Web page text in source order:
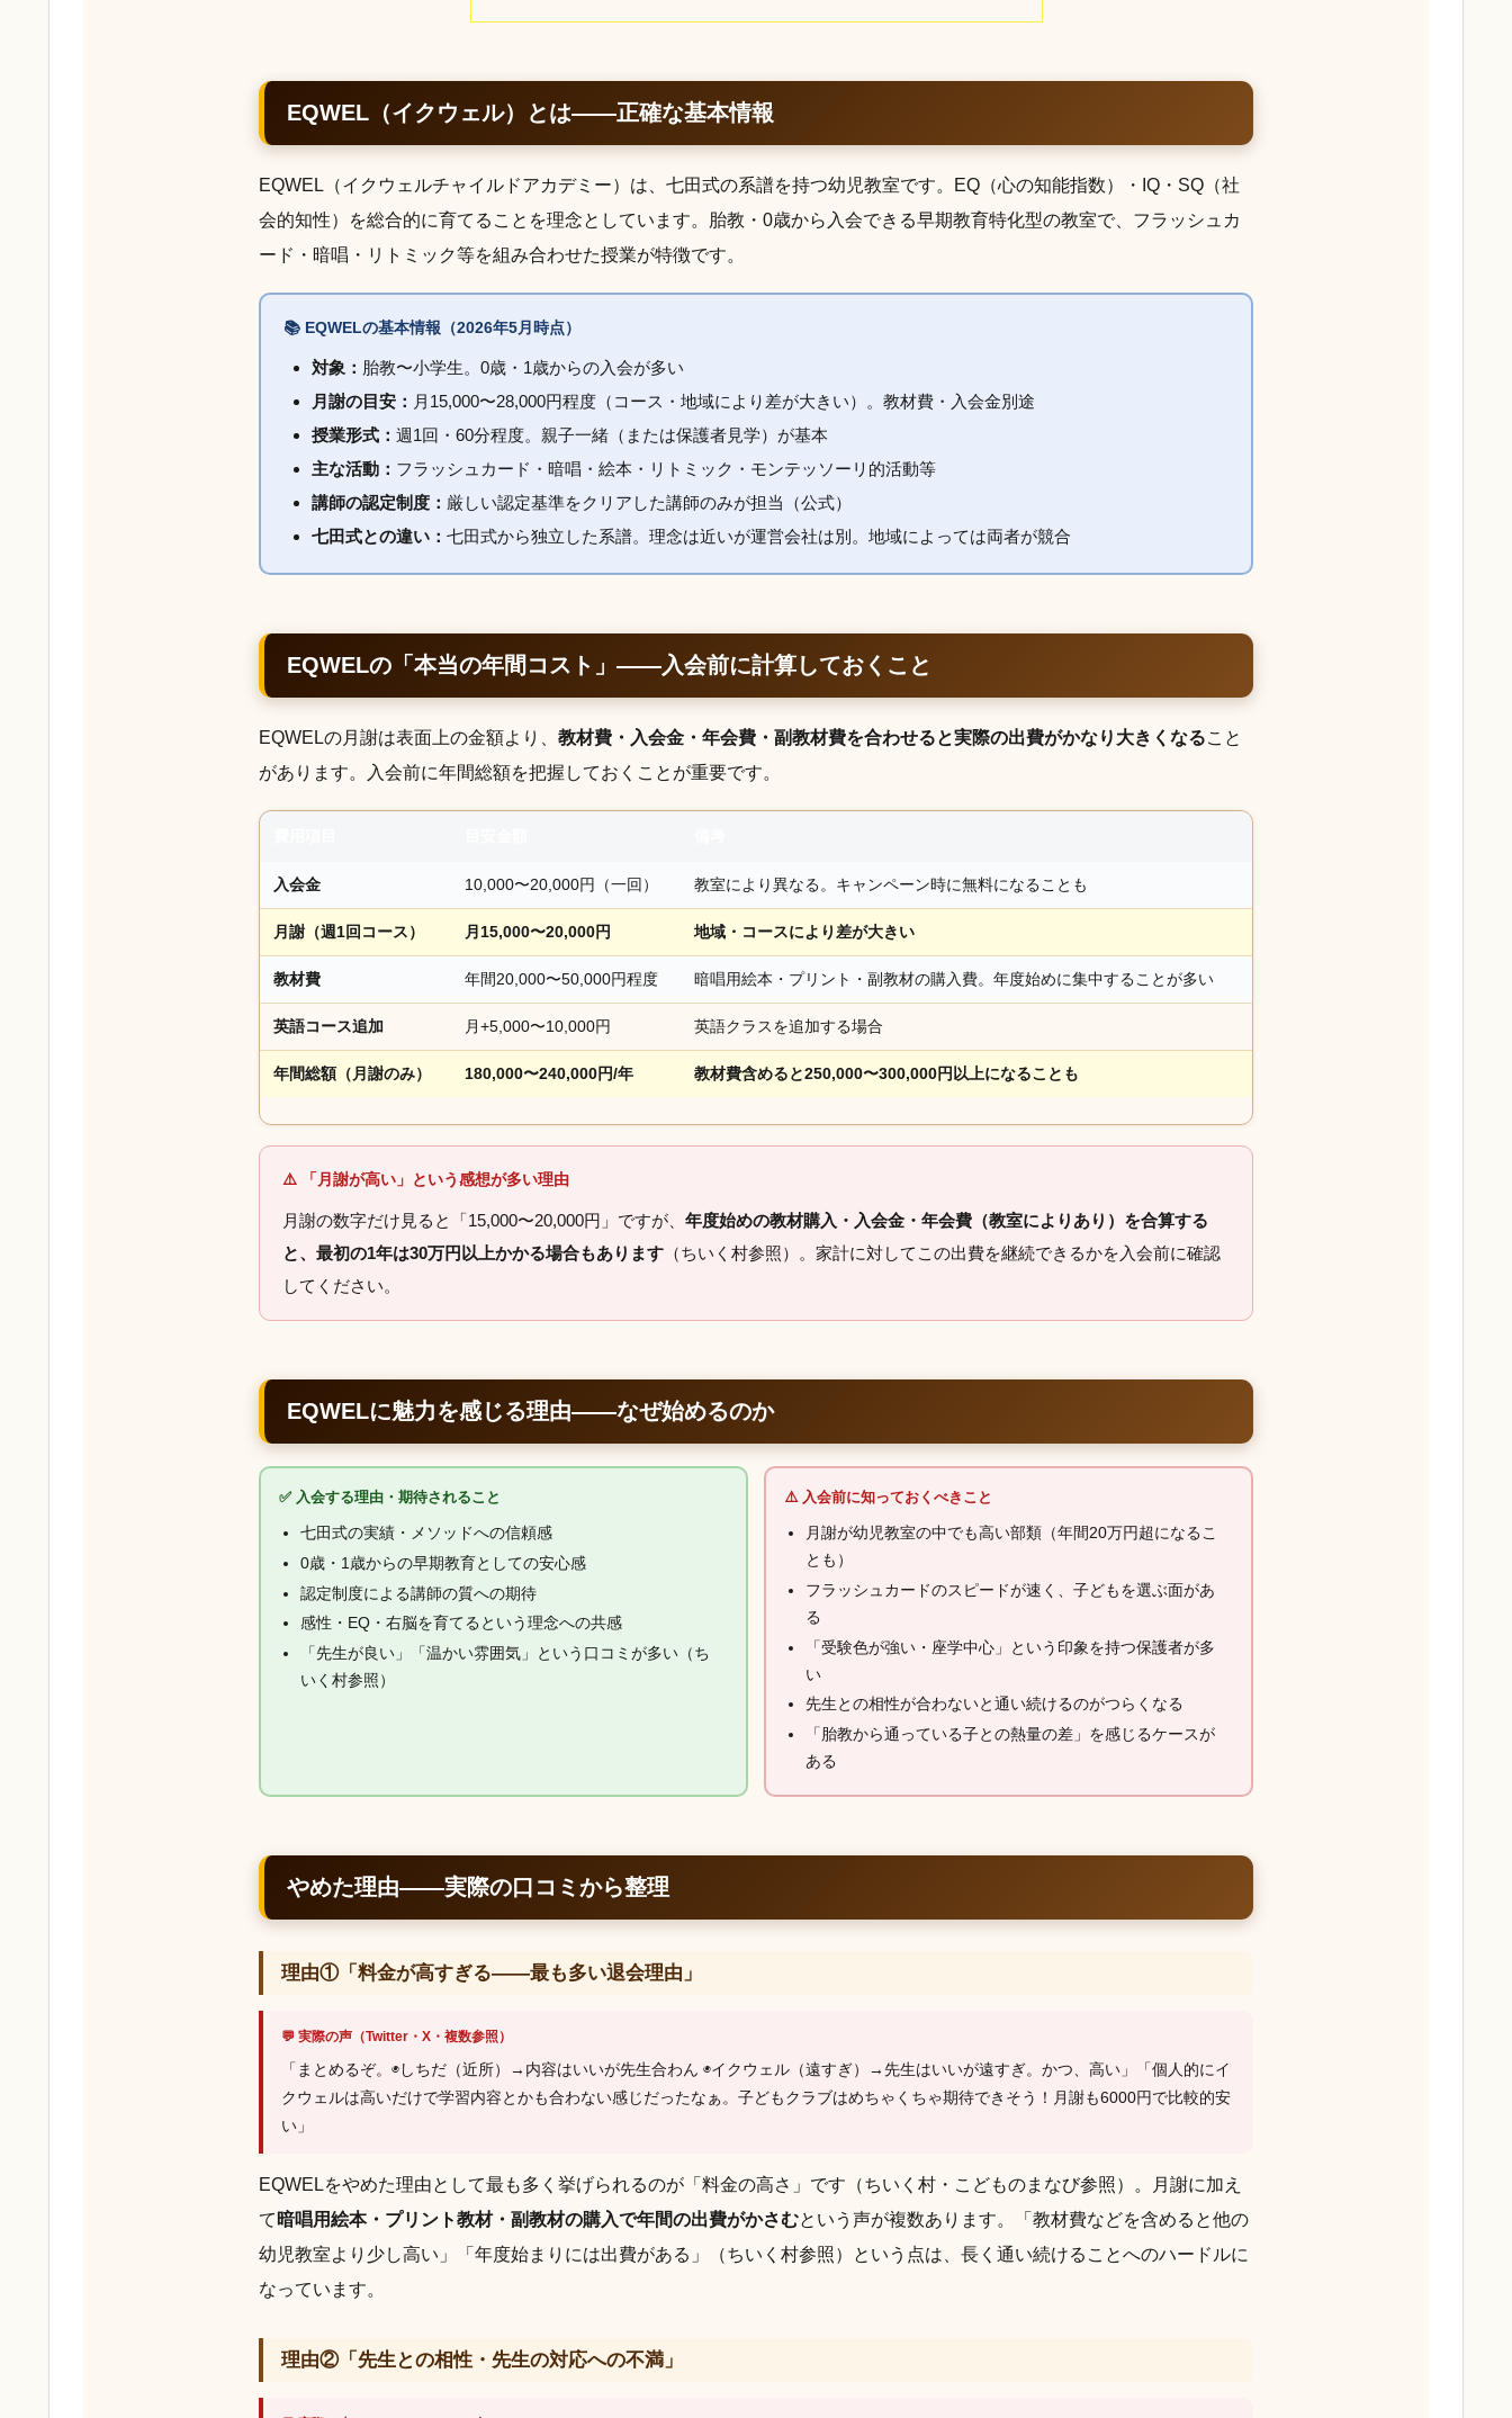
EQWEL（イクウェル）とは——正確な基本情報
EQWEL（イクウェルチャイルドアカデミー）は、七田式の系譜を持つ幼児教室です。EQ（心の知能指数）・IQ・SQ（社
会的知性）を総合的に育てることを理念としています。胎教・0歳から入会できる早期教育特化型の教室で、フラッシュカ
ード・暗唱・リトミック等を組み合わせた授業が特徴です。
📚 EQWELの基本情報（2026年5月時点）
対象： 胎教〜小学生。0歳・1歳からの入会が多い
月謝の目安： 月15,000〜28,000円程度（コース・地域により差が大きい）。教材費・入会金別途
授業形式： 週1回・60分程度。親子一緒（または保護者見学）が基本
主な活動： フラッシュカード・暗唱・絵本・リトミック・モンテッソーリ的活動等
講師の認定制度： 厳しい認定基準をクリアした講師のみが担当（公式）
七田式との違い： 七田式から独立した系譜。理念は近いが運営会社は別。地域によっては両者が競合
EQWELの「本当の年間コスト」——入会前に計算しておくこと
EQWELの月謝は表面上の金額より、 教材費・入会金・年会費・副教材費を合わせると実際の出費がかなり大きくなること
があります。入会前に年間総額を把握しておくことが重要です。
入会金 10,000〜20,000円（一回） 教室により異なる。キャンペーン時に無料になることも
月謝（週1回コース） 月15,000〜20,000円 地域・コースにより差が大きい
教材費 年間20,000〜50,000円程度 暗唱用絵本・プリント・副教材の購入費。年度始めに集中することが多い
英語コース追加 月+5,000〜10,000円 英語クラスを追加する場合
年間総額（月謝のみ） 180,000〜240,000円/年 教材費含めると250,000〜300,000円以上になることも
⚠️ 「月謝が高い」という感想が多い理由
月謝の数字だけ見ると「15,000〜20,000円」ですが、 年度始めの教材購入・入会金・年会費（教室によりあり）を合算する
と、最初の1年は30万円以上かかる場合もあります （ちいく村参照）。家計に対してこの出費を継続できるかを入会前に確認
してください。
EQWELに魅力を感じる理由——なぜ始めるのか
✅ 入会する理由・期待されること
七田式の実績・メソッドへの信頼感
0歳・1歳からの早期教育としての安心感
認定制度による講師の質への期待
感性・EQ・右脳を育てるという理念への共感
「先生が良い」「温かい雰囲気」という口コミが多い（ち
いく村参照）
⚠️ 入会前に知っておくべきこと
月謝が幼児教室の中でも高い部類（年間20万円超になるこ
とも）
フラッシュカードのスピードが速く、子どもを選ぶ面があ
る
「受験色が強い・座学中心」という印象を持つ保護者が多
い
先生との相性が合わないと通い続けるのがつらくなる
「胎教から通っている子との熱量の差」を感じるケースが
ある
やめた理由——実際の口コミから整理
理由①「料金が高すぎる——最も多い退会理由」
💬 実際の声（Twitter・X・複数参照）
「まとめるぞ。◉しちだ（近所）→内容はいいが先生合わん ◉イクウェル（遠すぎ）→先生はいいが遠すぎ。かつ、高い」「個人的にイ
クウェルは高いだけで学習内容とかも合わない感じだったなぁ。子どもクラブはめちゃくちゃ期待できそう！月謝も6000円で比較的安
い」
EQWELをやめた理由として最も多く挙げられるのが「料金の高さ」です（ちいく村・こどものまなび参照）。月謝に加え
て 暗唱用絵本・プリント教材・副教材の購入で年間の出費がかさむという声が複数あります。「教材費などを含めると他の
幼児教室より少し高い」「年度始まりには出費がある」（ちいく村参照）という点は、長く通い続けることへのハードルに
なっています。
理由②「先生との相性・先生の対応への不満」